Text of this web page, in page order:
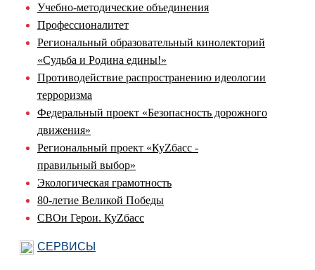
Учебно-методические объединения
Профессионалитет
Региональный образовательный кинолекторий
«Судьба и Родина едины!»
Противодействие распространению идеологии
терроризма
Федеральный проект «Безопасность дорожного
движения»
Региональный проект «КуZбасс -
правильный выбор»
Экологическая грамотность
80-летие Великой Победы
СВОи Герои. КуZбасс
СЕРВИСЫ